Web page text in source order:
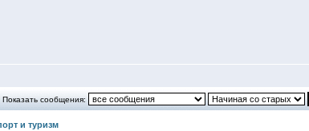
Показать сообщения:
и туризм